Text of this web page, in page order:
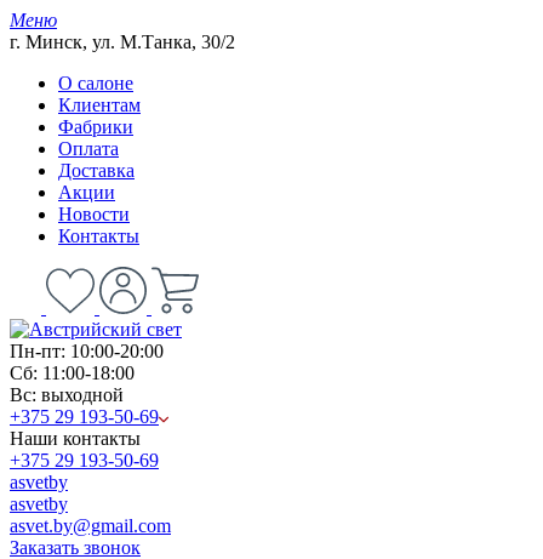
Меню
г. Минск, ул. М.Танка, 30/2
О салоне
Клиентам
Фабрики
Оплата
Доставка
Акции
Новости
Контакты
Пн-пт: 10:00-20:00
Сб: 11:00-18:00
Вс: выходной
+375 29 193-50-69
Наши контакты
+375 29 193-50-69
asvetby
asvetby
asvet.by@gmail.com
Заказать звонок